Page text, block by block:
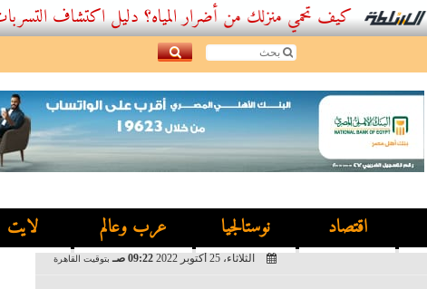
كيف تحمي منزلك من أضرار المياه؟ دليل اكتشاف التسربات وأفضل...
اقتصاد نوستالجيا عرب وعالم لايت
الثلاثاء، 25 أكتوبر 2022 09:22 صـ بتوقيت القاهرة